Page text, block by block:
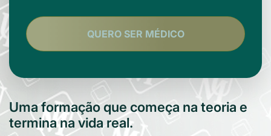
Uma formação que começa na teoria e
termina na vida real.
QUERO SER MÉDICO